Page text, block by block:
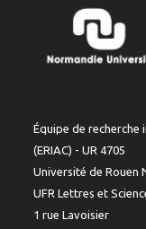
Équipe de recherche
(ERIAC) - UR 4705
Université de Rouen
UFR Lettres et
1 rue Lavoisier